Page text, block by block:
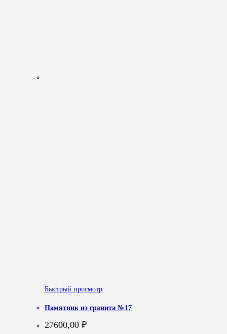
Быстрый просмотр
Памятник из гранита №17
27600,00 ₽